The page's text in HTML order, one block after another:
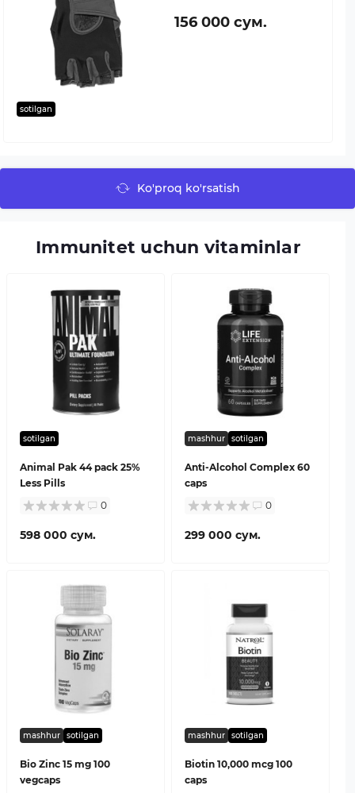
sotilgan
156 000 сум.
Ko'proq ko'rsatish
Immunitet uchun vitaminlar
sotilgan
Animal Pak 44 pack 25%
Less Pills
0
598 000 сум.
mashhur sotilgan
Anti-Alcohol Complex 60
caps
0
299 000 сум.
mashhur sotilgan
Bio Zinc 15 mg 100
vegcaps
mashhur sotilgan
Biotin 10,000 mcg 100
caps